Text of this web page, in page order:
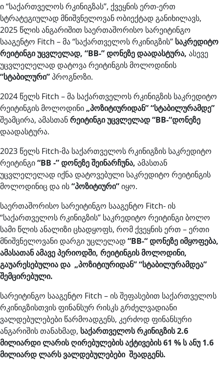
ი “საქართველოს რკინიგზას”, ქვეყნის ერთ-ერთ
სტრატეგიულად მნიშვნელოვან ობიექტად განიხილავს,
2025 წლის ანგარიშით საერთაშორისო სარეიტინგო
სააგენტო Fitch – მა “საქართველოს რკინიგზის” საკრედიტო
რეიტინგი უცვლელად, “BB-” დონეზე დაადასტურა, ასევე
უცვლელელად დატოვა რეიტინგის მოლოდინის
“სტაბილური”პროგნოზი.
2024 წელს Fitch – მა საქართველოს რკინიგზის საკრედიტო
რეიტინგის მოლოდინი „პოზიტიურიდან” “სტაბილურამდე”
შეამცირა, ამასთანრეიტინგი უცვლელად “BB-“დონეზე
დაადასტურა.
2023 წელს Fitch-მა საქართველოს რკინიგზის საკრედიტო
რეიტინგი“BB -” დონეზე შეინარჩუნა, ამასთან
უცვლელელად იქნა დატოვებული საკრედიტო რეიტინგის
მოლოდინიც და ის“პოზიტიური”იყო.
საერთაშორისო სარეიტინგო სააგენტო Fitch- ის
“საქართველოს რკინიგზის” საკრედიტო რეიტინგი ბოლო
სამი წლის ანალიზი ცხადყოფს, რომ ქვეყნის ერთ – ერთი
მნიშვნელოვანი დარგი უცლელად“BB-“ დონეზე იმყოფება,
ამასათან ამავე პერიოდში, რეიტინგის მოლოდინი,
გაუარესებულია და „პოზიტიურიდან” “სტაბილურამდეა”
შემცირებული.
სარეიტინგო სააგენტო Fitch – ის შეფასებით საქართველოს
რკინიგზისთვის ფინანსურ რისკს გრძელვადიანი
ვალდებულებები წარმოადგენს, კერძოდ ფინანსური
ანგარიშის თანახმად, საქართველოს რკინიგზის 2.6
მილიარდი ლარის ღირებულების აქტივების 61 % ს ანუ 1.6
მილიარდ ლარს ვალდებულებები შეადგენს.